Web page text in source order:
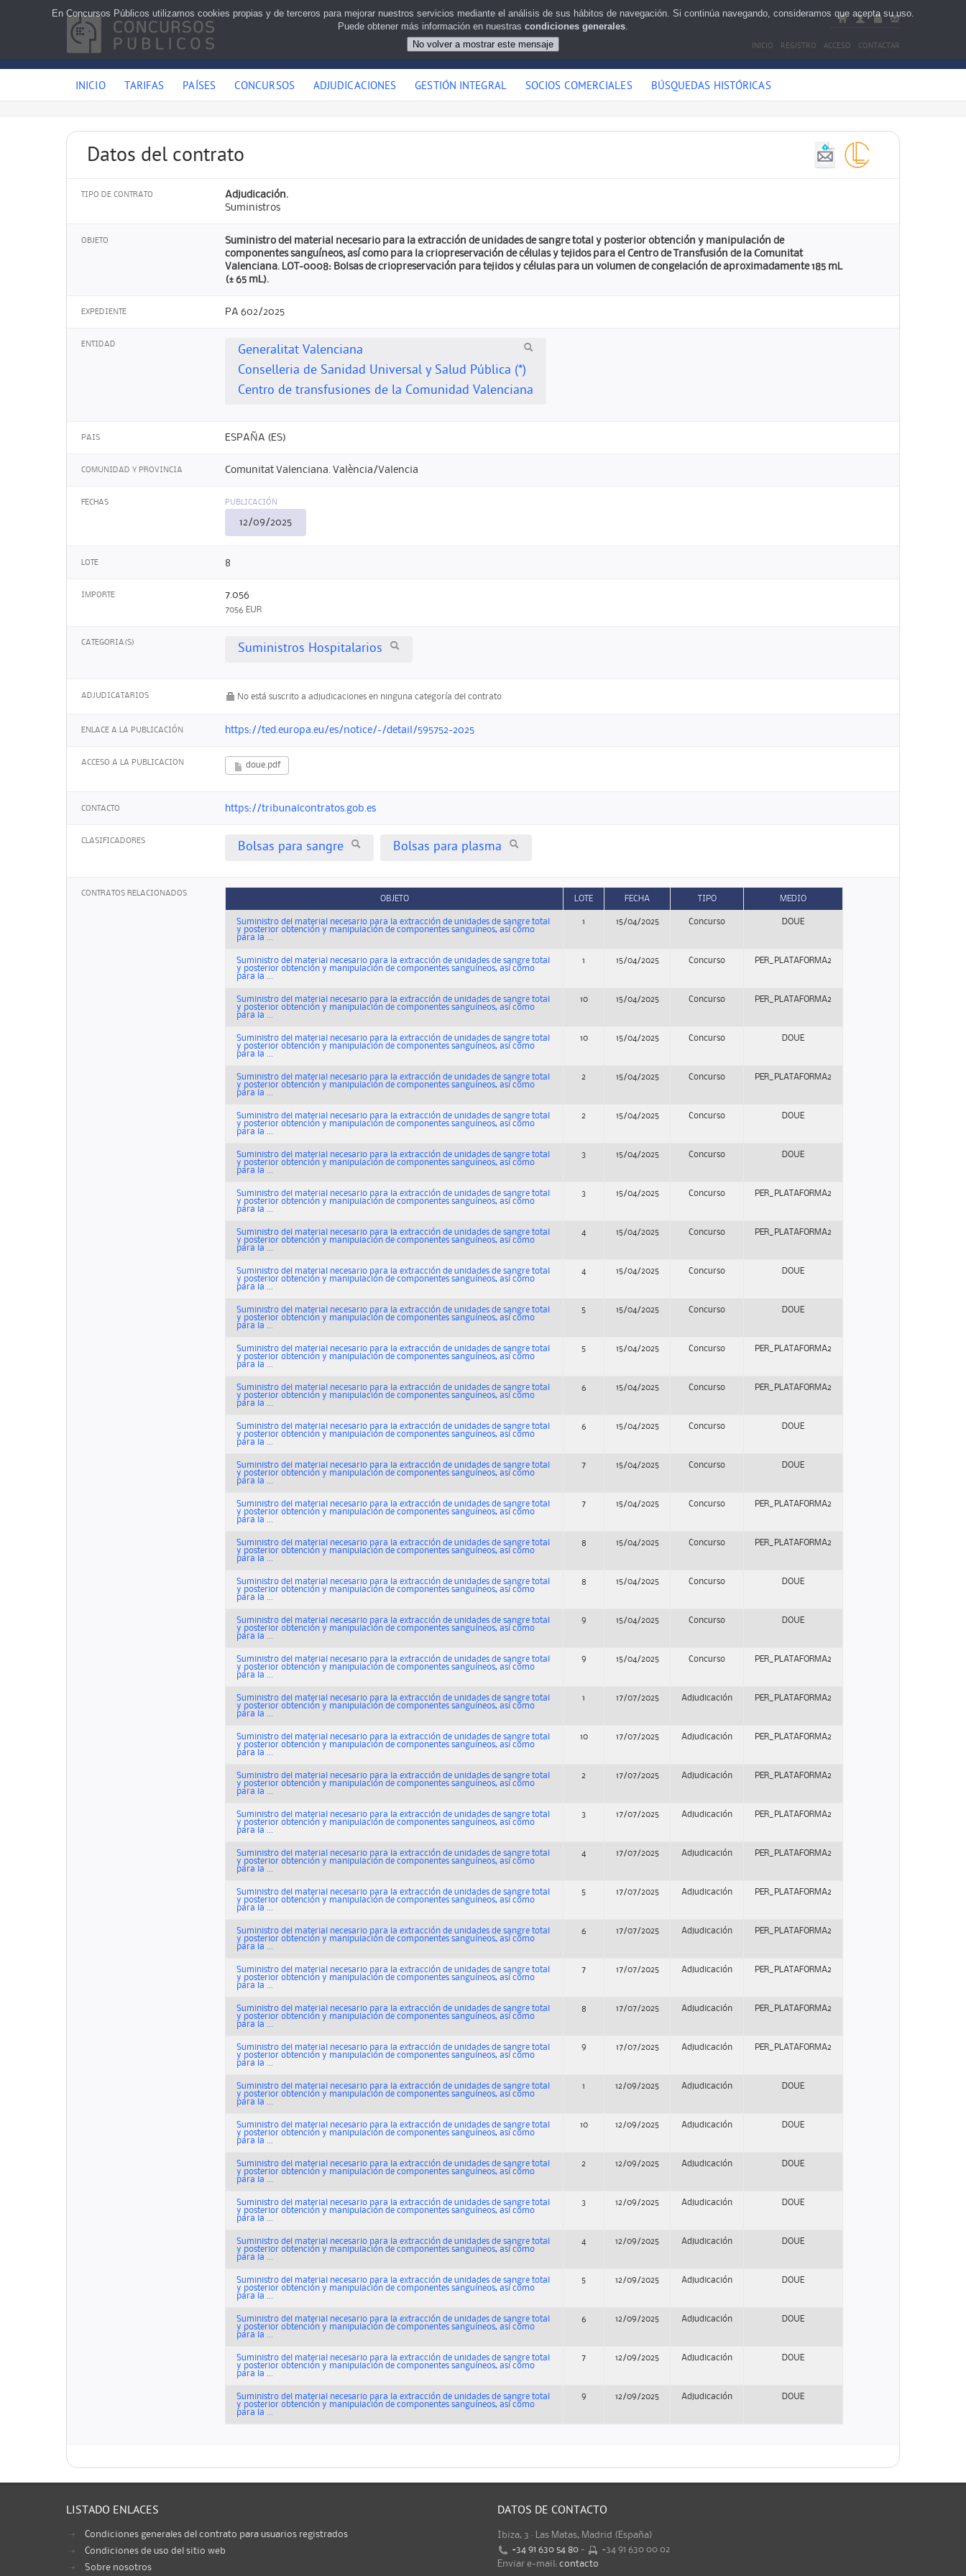
INICIO REGISTRO ACCESO CONTACTAR
INICIO TARIFAS PAÍSES CONCURSOS ADJUDICACIONES GESTIÓN INTEGRAL SOCIOS COMERCIALES BÚSQUEDAS HISTÓRICAS
Datos del contrato
TIPO DE CONTRATO
Adjudicación.
Suministros
OBJETO
Suministro del material necesario para la extracción de unidades de sangre total y posterior obtención y manipulación de
componentes sanguíneos, así como para la criopreservación de células y tejidos para el Centro de Transfusión de la Comunitat
Valenciana. LOT-0008: Bolsas de criopreservación para tejidos y células para un volumen de congelación de aproximadamente 185 mL
(± 65 mL).
EXPEDIENTE PA 602/2025
ENTIDAD
Generalitat Valenciana
Conselleria de Sanidad Universal y Salud Pública (*)
Centro de transfusiones de la Comunidad Valenciana
PAIS ESPAÑA (ES)
COMUNIDAD Y PROVINCIA Comunitat Valenciana. València/Valencia
FECHAS PUBLICACIÓN
12/09/2025
LOTE 8
IMPORTE 7.056
7056 EUR
CATEGORIA(S) Suministros Hospitalarios
ADJUDICATARIOS No está suscrito a adjudicaciones en ninguna categoría del contrato
ENLACE A LA PUBLICACIÓN https://ted.europa.eu/es/notice/-/detail/595752-2025
ACCESO A LA PUBLICACION doue.pdf
CONTACTO https://tribunalcontratos.gob.es
CLASIFICADORES Bolsas para sangre Bolsas para plasma
CONTRATOS RELACIONADOS
OBJETO LOTE FECHA TIPO MEDIO
Suministro del material necesario para la extracción de unidades de sangre total
y posterior obtención y manipulación de componentes sanguíneos, así como
para la ...
1 15/04/2025 Concurso DOUE
Suministro del material necesario para la extracción de unidades de sangre total
y posterior obtención y manipulación de componentes sanguíneos, así como
para la ...
1 15/04/2025 Concurso PER_PLATAFORMA2
Suministro del material necesario para la extracción de unidades de sangre total
y posterior obtención y manipulación de componentes sanguíneos, así como
para la ...
10 15/04/2025 Concurso PER_PLATAFORMA2
Suministro del material necesario para la extracción de unidades de sangre total
y posterior obtención y manipulación de componentes sanguíneos, así como
para la ...
10 15/04/2025 Concurso DOUE
Suministro del material necesario para la extracción de unidades de sangre total
y posterior obtención y manipulación de componentes sanguíneos, así como
para la ...
2 15/04/2025 Concurso PER_PLATAFORMA2
Suministro del material necesario para la extracción de unidades de sangre total
y posterior obtención y manipulación de componentes sanguíneos, así como
para la ...
2 15/04/2025 Concurso DOUE
Suministro del material necesario para la extracción de unidades de sangre total
y posterior obtención y manipulación de componentes sanguíneos, así como
para la ...
3 15/04/2025 Concurso DOUE
Suministro del material necesario para la extracción de unidades de sangre total
y posterior obtención y manipulación de componentes sanguíneos, así como
para la ...
3 15/04/2025 Concurso PER_PLATAFORMA2
Suministro del material necesario para la extracción de unidades de sangre total
y posterior obtención y manipulación de componentes sanguíneos, así como
para la ...
4 15/04/2025 Concurso PER_PLATAFORMA2
Suministro del material necesario para la extracción de unidades de sangre total
y posterior obtención y manipulación de componentes sanguíneos, así como
para la ...
4 15/04/2025 Concurso DOUE
Suministro del material necesario para la extracción de unidades de sangre total
y posterior obtención y manipulación de componentes sanguíneos, así como
para la ...
5 15/04/2025 Concurso DOUE
Suministro del material necesario para la extracción de unidades de sangre total
y posterior obtención y manipulación de componentes sanguíneos, así como
para la ...
5 15/04/2025 Concurso PER_PLATAFORMA2
Suministro del material necesario para la extracción de unidades de sangre total
y posterior obtención y manipulación de componentes sanguíneos, así como
para la ...
6 15/04/2025 Concurso PER_PLATAFORMA2
Suministro del material necesario para la extracción de unidades de sangre total
y posterior obtención y manipulación de componentes sanguíneos, así como
para la ...
6 15/04/2025 Concurso DOUE
Suministro del material necesario para la extracción de unidades de sangre total
y posterior obtención y manipulación de componentes sanguíneos, así como
para la ...
7 15/04/2025 Concurso DOUE
Suministro del material necesario para la extracción de unidades de sangre total
y posterior obtención y manipulación de componentes sanguíneos, así como
para la ...
7 15/04/2025 Concurso PER_PLATAFORMA2
Suministro del material necesario para la extracción de unidades de sangre total
y posterior obtención y manipulación de componentes sanguíneos, así como
para la ...
8 15/04/2025 Concurso PER_PLATAFORMA2
Suministro del material necesario para la extracción de unidades de sangre total
y posterior obtención y manipulación de componentes sanguíneos, así como
para la ...
8 15/04/2025 Concurso DOUE
Suministro del material necesario para la extracción de unidades de sangre total
y posterior obtención y manipulación de componentes sanguíneos, así como
para la ...
9 15/04/2025 Concurso DOUE
Suministro del material necesario para la extracción de unidades de sangre total
y posterior obtención y manipulación de componentes sanguíneos, así como
para la ...
9 15/04/2025 Concurso PER_PLATAFORMA2
Suministro del material necesario para la extracción de unidades de sangre total
y posterior obtención y manipulación de componentes sanguíneos, así como
para la ...
1 17/07/2025 Adjudicación PER_PLATAFORMA2
Suministro del material necesario para la extracción de unidades de sangre total
y posterior obtención y manipulación de componentes sanguíneos, así como
para la ...
10 17/07/2025 Adjudicación PER_PLATAFORMA2
Suministro del material necesario para la extracción de unidades de sangre total
y posterior obtención y manipulación de componentes sanguíneos, así como
para la ...
2 17/07/2025 Adjudicación PER_PLATAFORMA2
Suministro del material necesario para la extracción de unidades de sangre total
y posterior obtención y manipulación de componentes sanguíneos, así como
para la ...
3 17/07/2025 Adjudicación PER_PLATAFORMA2
Suministro del material necesario para la extracción de unidades de sangre total
y posterior obtención y manipulación de componentes sanguíneos, así como
para la ...
4 17/07/2025 Adjudicación PER_PLATAFORMA2
Suministro del material necesario para la extracción de unidades de sangre total
y posterior obtención y manipulación de componentes sanguíneos, así como
para la ...
5 17/07/2025 Adjudicación PER_PLATAFORMA2
Suministro del material necesario para la extracción de unidades de sangre total
y posterior obtención y manipulación de componentes sanguíneos, así como
para la ...
6 17/07/2025 Adjudicación PER_PLATAFORMA2
Suministro del material necesario para la extracción de unidades de sangre total
y posterior obtención y manipulación de componentes sanguíneos, así como
para la ...
7 17/07/2025 Adjudicación PER_PLATAFORMA2
Suministro del material necesario para la extracción de unidades de sangre total
y posterior obtención y manipulación de componentes sanguíneos, así como
para la ...
8 17/07/2025 Adjudicación PER_PLATAFORMA2
Suministro del material necesario para la extracción de unidades de sangre total
y posterior obtención y manipulación de componentes sanguíneos, así como
para la ...
9 17/07/2025 Adjudicación PER_PLATAFORMA2
Suministro del material necesario para la extracción de unidades de sangre total
y posterior obtención y manipulación de componentes sanguíneos, así como
para la ...
1 12/09/2025 Adjudicación DOUE
Suministro del material necesario para la extracción de unidades de sangre total
y posterior obtención y manipulación de componentes sanguíneos, así como
para la ...
10 12/09/2025 Adjudicación DOUE
Suministro del material necesario para la extracción de unidades de sangre total
y posterior obtención y manipulación de componentes sanguíneos, así como
para la ...
2 12/09/2025 Adjudicación DOUE
Suministro del material necesario para la extracción de unidades de sangre total
y posterior obtención y manipulación de componentes sanguíneos, así como
para la ...
3 12/09/2025 Adjudicación DOUE
Suministro del material necesario para la extracción de unidades de sangre total
y posterior obtención y manipulación de componentes sanguíneos, así como
para la ...
4 12/09/2025 Adjudicación DOUE
Suministro del material necesario para la extracción de unidades de sangre total
y posterior obtención y manipulación de componentes sanguíneos, así como
para la ...
5 12/09/2025 Adjudicación DOUE
Suministro del material necesario para la extracción de unidades de sangre total
y posterior obtención y manipulación de componentes sanguíneos, así como
para la ...
6 12/09/2025 Adjudicación DOUE
Suministro del material necesario para la extracción de unidades de sangre total
y posterior obtención y manipulación de componentes sanguíneos, así como
para la ...
7 12/09/2025 Adjudicación DOUE
Suministro del material necesario para la extracción de unidades de sangre total
y posterior obtención y manipulación de componentes sanguíneos, así como
para la ...
9 12/09/2025 Adjudicación DOUE
LISTADO ENLACES
Condiciones generales del contrato para usuarios registrados
Condiciones de uso del sitio web
Sobre nosotros
DATOS DE CONTACTO
Ibiza, 3 · Las Matas, Madrid (España)
+34 91 630 54 80 -
+34 91 630 00 02
Enviar e-mail: contacto
En Concursos Públicos utilizamos cookies propias y de terceros para mejorar nuestros servicios mediante el análisis de sus hábitos de navegación. Si continúa navegando, consideramos que acepta su uso.
Puede obtener más información en nuestras condiciones generales.